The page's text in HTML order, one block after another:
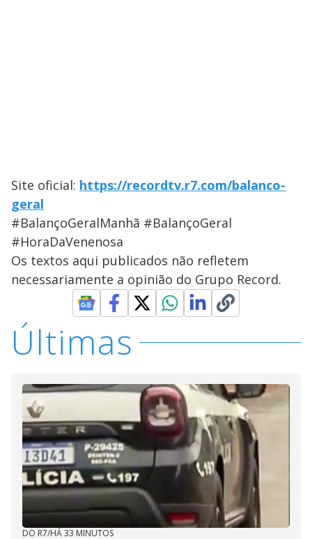
Site oficial: https://recordtv.r7.com/balanco-
geral
#BalançoGeralManhã #BalançoGeral
#HoraDaVenenosa
Os textos aqui publicados não refletem
necessariamente a opinião do Grupo Record.
Últimas
DO R7/HÁ 33 MINUTOS